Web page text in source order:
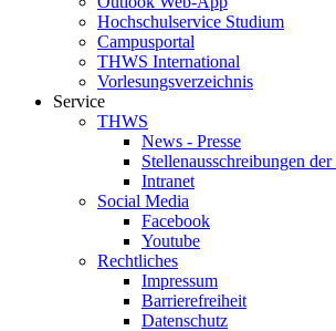
Hochschulservice Studium
Campusportal
THWS International
Vorlesungsverzeichnis
Service
THWS
News - Presse
Stellenausschreibungen
Intranet
Social Media
Facebook
Youtube
Rechtliches
Impressum
Barrierefreiheit
Datenschutz